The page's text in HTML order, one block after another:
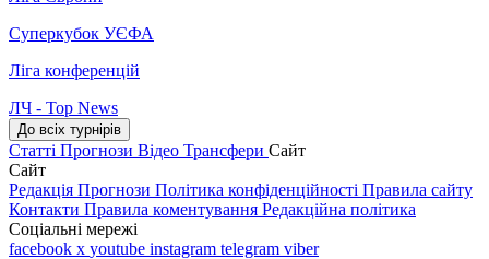
Суперкубок УЄФА
Ліга конференцій
ЛЧ - Top News
До всіх турнірів
Статті Прогнози Відео Трансфери Сайт
Сайт
Редакція Прогнози Політика конфіденційності Правила сайту
Контакти Правила коментування Редакційна політика
Соціальні мережі
facebook x youtube instagram telegram viber